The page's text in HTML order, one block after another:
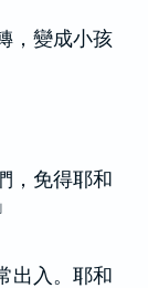
，變成小孩
，免得耶和
出入。耶和